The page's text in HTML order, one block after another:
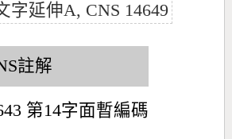
字延伸A, CNS 14649
註解
第14字面暫編碼